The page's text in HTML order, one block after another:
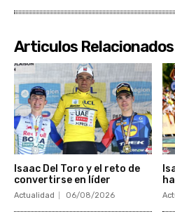
Articulos Relacionados
Isaac Del Toro y el reto de
convertirse en líder
Actualidad 06/08/2026